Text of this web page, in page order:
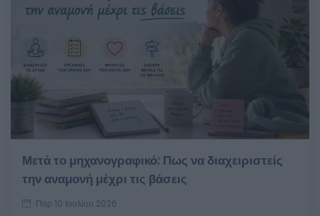
Μετά το μηχανογραφικό: Πως να διαχειριστείς
την αναμονή μέχρι τις βάσεις
Παρ 10 Ιουλίου 2026